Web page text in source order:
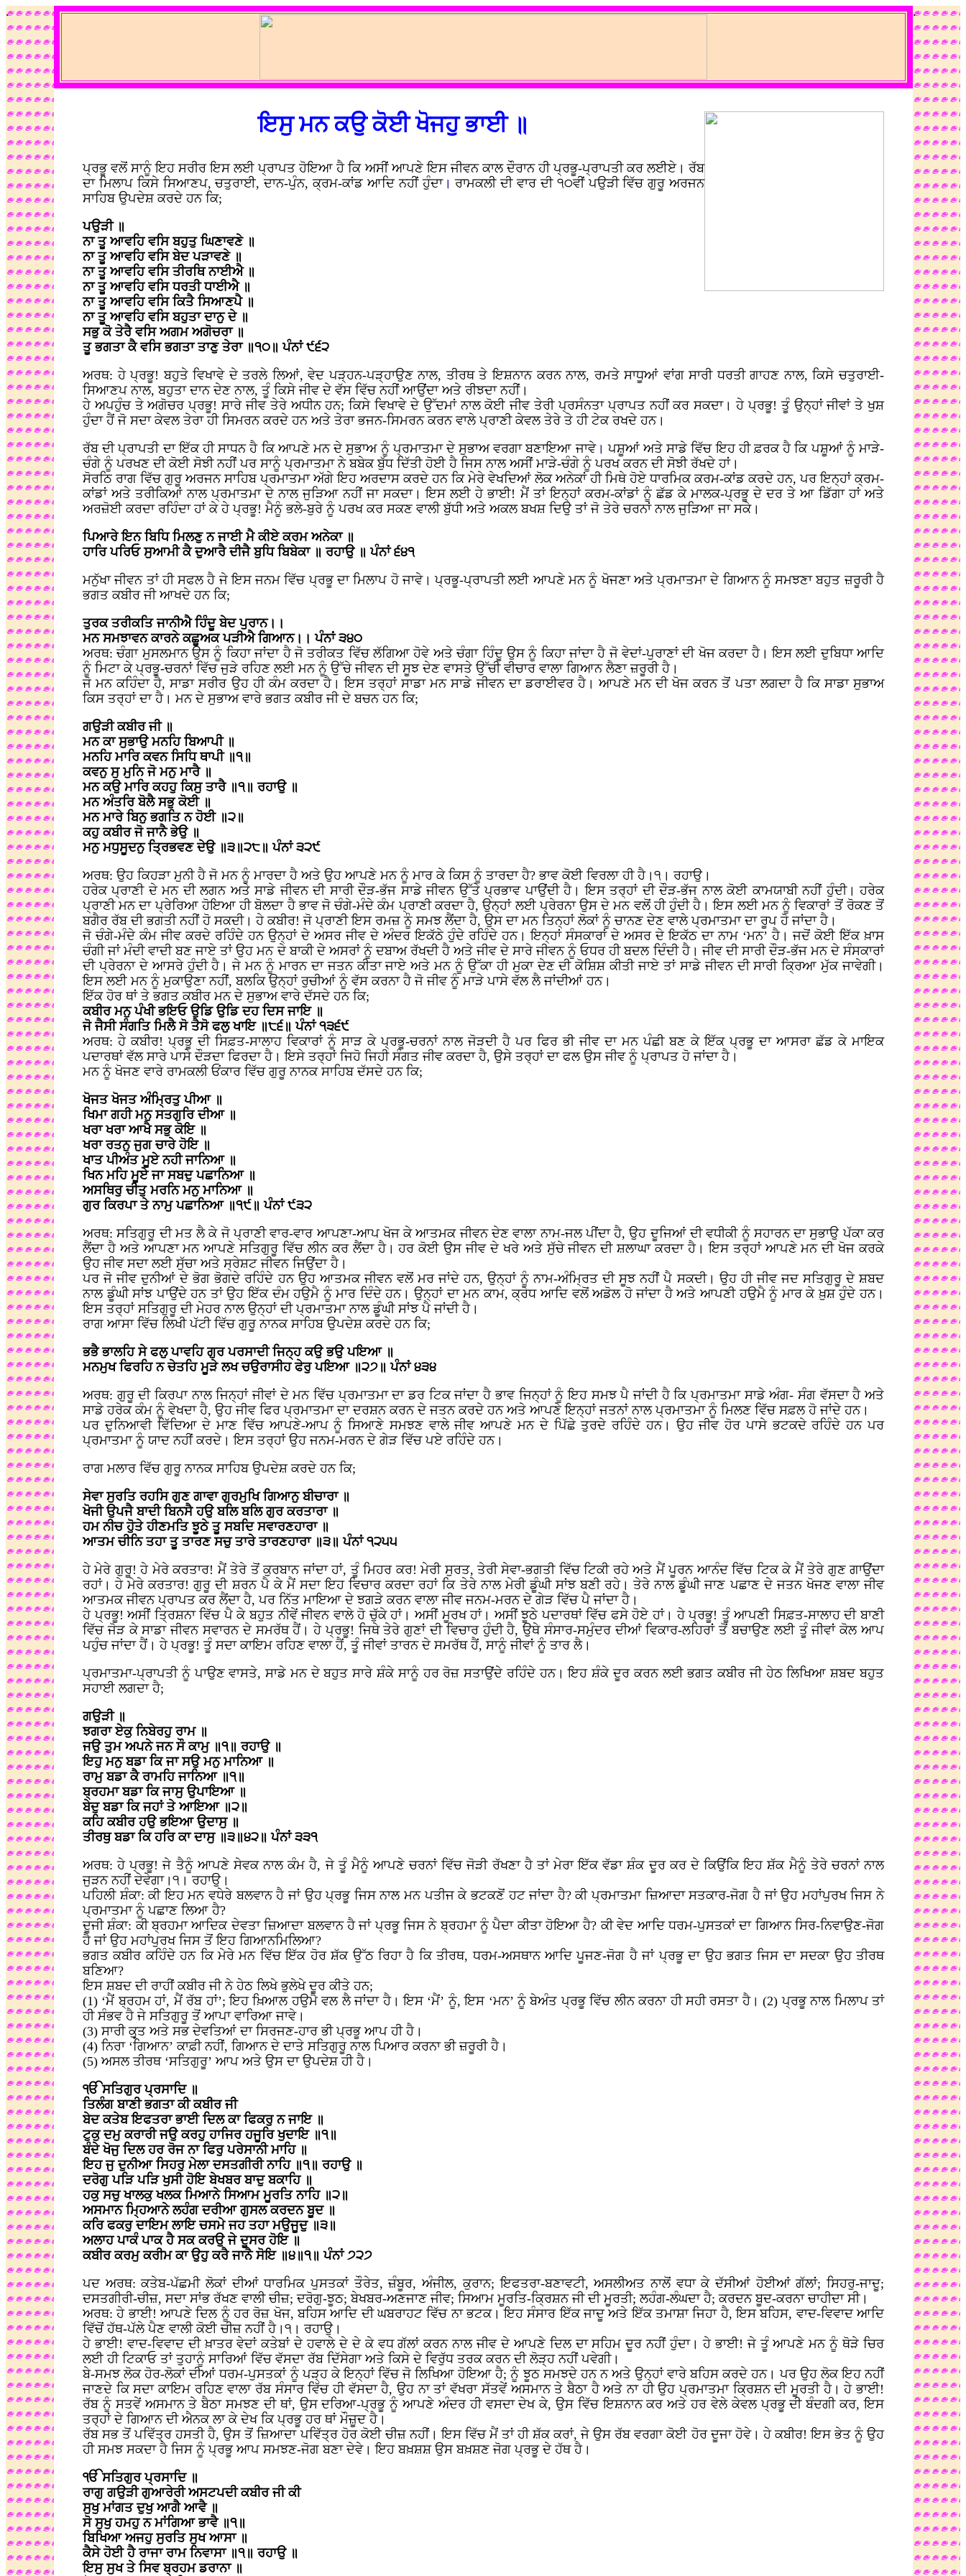
.
ਇਸੁ ਮਨ ਕਉ ਕੋਈ ਖੋਜਹੁ ਭਾਈ ॥
ਪ੍ਰਭੂ ਵਲੋਂ ਸਾਨੂੰ ਇਹ ਸਰੀਰ ਇਸ ਲਈ ਪ੍ਰਾਪਤ ਹੋਇਆ ਹੈ ਕਿ ਅਸੀਂ ਆਪਣੇ ਇਸ ਜੀਵਨ ਕਾਲ ਦੌਰਾਨ ਹੀ ਪ੍ਰਭੂ-ਪ੍ਰਾਪਤੀ ਕਰ ਲਈਏ। ਰੱਬ
ਦਾ ਮਿਲਾਪ ਕਿਸੇ ਸਿਆਣਪ, ਚਤੁਰਾਈ, ਦਾਨ-ਪੁੰਨ, ਕ੍ਰਮ-ਕਾਂਡ ਆਦਿ ਨਹੀਂ ਹੁੰਦਾ। ਰਾਮਕਲੀ ਦੀ ਵਾਰ ਦੀ ੧੦ਵੀਂ ਪਉੜੀ ਵਿੱਚ ਗੁਰੂ ਅਰਜਨ
ਸਾਹਿਬ ਉਪਦੇਸ਼ ਕਰਦੇ ਹਨ ਕਿ;
ਪਉੜੀ ॥
ਨਾ ਤੂ ਆਵਹਿ ਵਸਿ ਬਹੁਤੁ ਘਿਣਾਵਣੇ ॥
ਨਾ ਤੂ ਆਵਹਿ ਵਸਿ ਬੇਦ ਪੜਾਵਣੇ ॥
ਨਾ ਤੂ ਆਵਹਿ ਵਸਿ ਤੀਰਥਿ ਨਾਈਐ ॥
ਨਾ ਤੂ ਆਵਹਿ ਵਸਿ ਧਰਤੀ ਧਾਈਐ ॥
ਨਾ ਤੂ ਆਵਹਿ ਵਸਿ ਕਿਤੈ ਸਿਆਣਪੈ ॥
ਨਾ ਤੂ ਆਵਹਿ ਵਸਿ ਬਹੁਤਾ ਦਾਨੁ ਦੇ ॥
ਸਭੁ ਕੋ ਤੇਰੈ ਵਸਿ ਅਗਮ ਅਗੋਚਰਾ ॥
ਤੂ ਭਗਤਾ ਕੈ ਵਸਿ ਭਗਤਾ ਤਾਣੁ ਤੇਰਾ ॥੧੦॥ ਪੰਨਾਂ ੯੬੨
ਅਰਥ: ਹੇ ਪ੍ਰਭੂ! ਬਹੁਤੇ ਵਿਖਾਵੇ ਦੇ ਤਰਲੇ ਲਿਆਂ, ਵੇਦ ਪੜ੍ਹਨ-ਪੜ੍ਹਾਉਣ ਨਾਲ, ਤੀਰਥ ਤੇ ਇਸ਼ਨਾਨ ਕਰਨ ਨਾਲ, ਰਮਤੇ ਸਾਧੂਆਂ ਵਾਂਗ ਸਾਰੀ ਧਰਤੀ ਗਾਹਣ ਨਾਲ, ਕਿਸੇ ਚਤੁਰਾਈ-
ਸਿਆਣਪ ਨਾਲ, ਬਹੁਤਾ ਦਾਨ ਦੇਣ ਨਾਲ, ਤੂੰ ਕਿਸੇ ਜੀਵ ਦੇ ਵੱਸ ਵਿੱਚ ਨਹੀਂ ਆਉਂਦਾ ਅਤੇ ਰੀਝਦਾ ਨਹੀਂ।
ਹੇ ਅਪਹੁੰਚ ਤੇ ਅਗੋਚਰ ਪ੍ਰਭੂ! ਸਾਰੇ ਜੀਵ ਤੇਰੇ ਅਧੀਨ ਹਨ; ਕਿਸੇ ਵਿਖਾਵੇ ਦੇ ਉੱਦਮਾਂ ਨਾਲ ਕੋਈ ਜੀਵ ਤੇਰੀ ਪ੍ਰਸੰਨਤਾ ਪ੍ਰਾਪਤ ਨਹੀਂ ਕਰ ਸਕਦਾ। ਹੇ ਪ੍ਰਭੂ! ਤੂੰ ਉਨ੍ਹਾਂ ਜੀਵਾਂ ਤੇ ਖੁਸ਼
ਹੁੰਦਾ ਹੈਂ ਜੋ ਸਦਾ ਕੇਵਲ ਤੇਰਾ ਹੀ ਸਿਮਰਨ ਕਰਦੇ ਹਨ ਅਤੇ ਤੇਰਾ ਭਜਨ-ਸਿਮਰਨ ਕਰਨ ਵਾਲੇ ਪ੍ਰਾਣੀ ਕੇਵਲ ਤੇਰੇ ਤੇ ਹੀ ਟੇਕ ਰਖਦੇ ਹਨ।
ਰੱਬ ਦੀ ਪ੍ਰਾਪਤੀ ਦਾ ਇੱਕ ਹੀ ਸਾਧਨ ਹੈ ਕਿ ਆਪਣੇ ਮਨ ਦੇ ਸੁਭਾਅ ਨੂੰ ਪ੍ਰਮਾਤਮਾ ਦੇ ਸੁਭਾਅ ਵਰਗਾ ਬਣਾਇਆ ਜਾਵੇ। ਪਸ਼ੂਆਂ ਅਤੇ ਸਾਡੇ ਵਿੱਚ ਇਹ ਹੀ ਫ਼ਰਕ ਹੈ ਕਿ ਪਸ਼ੂਆਂ ਨੂੰ ਮਾੜੇ-
ਚੰਗੇ ਨੂੰ ਪਰਖਣ ਦੀ ਕੋਈ ਸੋਝੀ ਨਹੀਂ ਪਰ ਸਾਨੂੰ ਪ੍ਰਮਾਤਮਾ ਨੇ ਬਬੇਕ ਬੁੱਧ ਦਿੱਤੀ ਹੋਈ ਹੈ ਜਿਸ ਨਾਲ ਅਸੀਂ ਮਾੜੇ-ਚੰਗੇ ਨੂੰ ਪਰਖ ਕਰਨ ਦੀ ਸੋਝੀ ਰੱਖਦੇ ਹਾਂ।
ਸੋਰਠਿ ਰਾਗ ਵਿੱਚ ਗੁਰੂ ਅਰਜਨ ਸਾਹਿਬ ਪ੍ਰਮਾਤਮਾ ਅੱਗੇ ਇਹ ਅਰਦਾਸ ਕਰਦੇ ਹਨ ਕਿ ਮੇਰੇ ਵੇਖਦਿਆਂ ਲੋਕ ਅਨੇਕਾਂ ਹੀ ਮਿਥੇ ਹੋਏ ਧਾਰਮਿਕ ਕਰਮ-ਕਾਂਡ ਕਰਦੇ ਹਨ, ਪਰ ਇਨ੍ਹਾਂ ਕ੍ਰਮ-
ਕਾਂਡਾਂ ਅਤੇ ਤਰੀਕਿਆਂ ਨਾਲ ਪ੍ਰਮਾਤਮਾ ਦੇ ਨਾਲ ਜੁੜਿਆ ਨਹੀਂ ਜਾ ਸਕਦਾ। ਇਸ ਲਈ ਹੇ ਭਾਈ! ਮੈਂ ਤਾਂ ਇਨ੍ਹਾਂ ਕਰਮ-ਕਾਂਡਾਂ ਨੂੰ ਛੱਡ ਕੇ ਮਾਲਕ-ਪ੍ਰਭੂ ਦੇ ਦਰ ਤੇ ਆ ਡਿੱਗਾ ਹਾਂ ਅਤੇ
ਅਰਜ਼ੋਈ ਕਰਦਾ ਰਹਿੰਦਾ ਹਾਂ ਕੇ ਹੇ ਪ੍ਰਭੂ! ਮੈਨੂੰ ਭਲੇ-ਬੁਰੇ ਨੂੰ ਪਰਖ ਕਰ ਸਕਣ ਵਾਲੀ ਬੁੱਧੀ ਅਤੇ ਅਕਲ ਬਖਸ਼ ਦਿਉ ਤਾਂ ਜੋ ਤੇਰੇ ਚਰਨਾਂ ਨਾਲ ਜੁੜਿਆ ਜਾ ਸਕੇ।
ਪਿਆਰੇ ਇਨ ਬਿਧਿ ਮਿਲਣੁ ਨ ਜਾਈ ਮੈ ਕੀਏ ਕਰਮ ਅਨੇਕਾ ॥
ਹਾਰਿ ਪਰਿਓ ਸੁਆਮੀ ਕੈ ਦੁਆਰੈ ਦੀਜੈ ਬੁਧਿ ਬਿਬੇਕਾ ॥ ਰਹਾਉ ॥ ਪੰਨਾਂ ੬੪੧
ਮਨੁੱਖਾ ਜੀਵਨ ਤਾਂ ਹੀ ਸਫਲ ਹੈ ਜੇ ਇਸ ਜਨਮ ਵਿੱਚ ਪ੍ਰਭੂ ਦਾ ਮਿਲਾਪ ਹੋ ਜਾਵੇ। ਪ੍ਰਭੂ-ਪ੍ਰਾਪਤੀ ਲਈ ਆਪਣੇ ਮਨ ਨੂੰ ਖੋਜਣਾ ਅਤੇ ਪ੍ਰਮਾਤਮਾ ਦੇ ਗਿਆਨ ਨੂੰ ਸਮਝਣਾ ਬਹੁਤ ਜ਼ਰੂਰੀ ਹੈ
ਭਗਤ ਕਬੀਰ ਜੀ ਆਖਦੇ ਹਨ ਕਿ;
ਤੁਰਕ ਤਰੀਕਤਿ ਜਾਨੀਐ ਹਿੰਦੂ ਬੇਦ ਪੁਰਾਨ।।
ਮਨ ਸਮਝਾਵਨ ਕਾਰਨੇ ਕਛੂਅਕ ਪੜੀਐ ਗਿਆਨ।। ਪੰਨਾਂ ੩੪੦
ਅਰਥ: ਚੰਗਾ ਮੁਸਲਮਾਨ ਉਸ ਨੂੰ ਕਿਹਾ ਜਾਂਦਾ ਹੈ ਜੋ ਤਰੀਕਤ ਵਿੱਚ ਲੱਗਿਆ ਹੋਵੇ ਅਤੇ ਚੰਗਾ ਹਿੰਦੂ ਉਸ ਨੂੰ ਕਿਹਾ ਜਾਂਦਾ ਹੈ ਜੋ ਵੇਦਾਂ-ਪੁਰਾਣਾਂ ਦੀ ਖੋਜ ਕਰਦਾ ਹੈ। ਇਸ ਲਈ ਦੁਬਿਧਾ ਆਦਿ
ਨੂੰ ਮਿਟਾ ਕੇ ਪ੍ਰਭੂ-ਚਰਨਾਂ ਵਿੱਚ ਜੁੜੇ ਰਹਿਣ ਲਈ ਮਨ ਨੂੰ ਉੱਚੇ ਜੀਵਨ ਦੀ ਸੂਝ ਦੇਣ ਵਾਸਤੇ ਉੱਚੀ ਵੀਚਾਰ ਵਾਲਾ ਗਿਆਨ ਲੈਣਾ ਜ਼ਰੂਰੀ ਹੈ।
ਜੋ ਮਨ ਕਹਿੰਦਾ ਹੈ, ਸਾਡਾ ਸਰੀਰ ਉਹ ਹੀ ਕੰਮ ਕਰਦਾ ਹੈ। ਇਸ ਤਰ੍ਹਾਂ ਸਾਡਾ ਮਨ ਸਾਡੇ ਜੀਵਨ ਦਾ ਡਰਾਈਵਰ ਹੈ। ਆਪਣੇ ਮਨ ਦੀ ਖੋਜ ਕਰਨ ਤੋਂ ਪਤਾ ਲਗਦਾ ਹੈ ਕਿ ਸਾਡਾ ਸੁਭਾਅ
ਕਿਸ ਤਰ੍ਹਾਂ ਦਾ ਹੈ। ਮਨ ਦੇ ਸੁਭਾਅ ਵਾਰੇ ਭਗਤ ਕਬੀਰ ਜੀ ਦੇ ਬਚਨ ਹਨ ਕਿ;
ਗਉੜੀ ਕਬੀਰ ਜੀ ॥
ਮਨ ਕਾ ਸੁਭਾਉ ਮਨਹਿ ਬਿਆਪੀ ॥
ਮਨਹਿ ਮਾਰਿ ਕਵਨ ਸਿਧਿ ਥਾਪੀ ॥੧॥
ਕਵਨੁ ਸੁ ਮੁਨਿ ਜੋ ਮਨੁ ਮਾਰੈ ॥
ਮਨ ਕਉ ਮਾਰਿ ਕਹਹੁ ਕਿਸੁ ਤਾਰੈ ॥੧॥ ਰਹਾਉ ॥
ਮਨ ਅੰਤਰਿ ਬੋਲੈ ਸਭੁ ਕੋਈ ॥
ਮਨ ਮਾਰੇ ਬਿਨੁ ਭਗਤਿ ਨ ਹੋਈ ॥੨॥
ਕਹੁ ਕਬੀਰ ਜੋ ਜਾਨੈ ਭੇਉ ॥
ਮਨੁ ਮਧੁਸੂਦਨੁ ਤ੍ਰਿਭਵਣ ਦੇਉ ॥੩॥੨੮॥ ਪੰਨਾਂ ੩੨੯
ਅਰਥ: ਉਹ ਕਿਹੜਾ ਮੁਨੀ ਹੈ ਜੋ ਮਨ ਨੂੰ ਮਾਰਦਾ ਹੈ ਅਤੇ ਉਹ ਆਪਣੇ ਮਨ ਨੂੰ ਮਾਰ ਕੇ ਕਿਸ ਨੂੰ ਤਾਰਦਾ ਹੈ? ਭਾਵ ਕੋਈ ਵਿਰਲਾ ਹੀ ਹੈ।੧। ਰਹਾਉ।
ਹਰੇਕ ਪ੍ਰਾਣੀ ਦੇ ਮਨ ਦੀ ਲਗਨ ਅਤੇ ਸਾਡੇ ਜੀਵਨ ਦੀ ਸਾਰੀ ਦੌੜ-ਭੱਜ ਸਾਡੇ ਜੀਵਨ ਉੱਤੇ ਪ੍ਰਭਾਵ ਪਾਉਂਦੀ ਹੈ। ਇਸ ਤਰ੍ਹਾਂ ਦੀ ਦੌੜ-ਭੱਜ ਨਾਲ ਕੋਈ ਕਾਮਯਾਬੀ ਨਹੀਂ ਹੁੰਦੀ। ਹਰੇਕ
ਪ੍ਰਾਣੀ ਮਨ ਦਾ ਪ੍ਰੇਰਿਆ ਹੋਇਆ ਹੀ ਬੋਲਦਾ ਹੈ ਭਾਵ ਜੋ ਚੰਗੇ-ਮੰਦੇ ਕੰਮ ਪ੍ਰਾਣੀ ਕਰਦਾ ਹੈ, ਉਨ੍ਹਾਂ ਲਈ ਪ੍ਰੇਰਨਾ ਉਸ ਦੇ ਮਨ ਵਲੋਂ ਹੀ ਹੁੰਦੀ ਹੈ। ਇਸ ਲਈ ਮਨ ਨੂੰ ਵਿਕਾਰਾਂ ਤੋਂ ਰੋਕਣ ਤੋਂ
ਬਗੈਰ ਰੱਬ ਦੀ ਭਗਤੀ ਨਹੀਂ ਹੋ ਸਕਦੀ। ਹੇ ਕਬੀਰ! ਜੋ ਪ੍ਰਾਣੀ ਇਸ ਰਮਜ਼ ਨੂੰ ਸਮਝ ਲੈਂਦਾ ਹੈ, ਉਸ ਦਾ ਮਨ ਤਿਨ੍ਹਾਂ ਲੋਕਾਂ ਨੂੰ ਚਾਨਣ ਦੇਣ ਵਾਲੇ ਪ੍ਰਮਾਤਮਾ ਦਾ ਰੂਪ ਹੋ ਜਾਂਦਾ ਹੈ।
ਜੋ ਚੰਗੇ-ਮੰਦੇ ਕੰਮ ਜੀਵ ਕਰਦੇ ਰਹਿੰਦੇ ਹਨ ਉਨ੍ਹਾਂ ਦੇ ਅਸਰ ਜੀਵ ਦੇ ਅੰਦਰ ਇਕੱਠੇ ਹੁੰਦੇ ਰਹਿੰਦੇ ਹਨ। ਇਨ੍ਹਾਂ ਸੰਸਕਾਰਾਂ ਦੇ ਅਸਰ ਦੇ ਇਕੱਠ ਦਾ ਨਾਮ ‘ਮਨ’ ਹੈ। ਜਦੋਂ ਕੋਈ ਇੱਕ ਖ਼ਾਸ
ਚੰਗੀ ਜਾਂ ਮੰਦੀ ਵਾਦੀ ਬਣ ਜਾਏ ਤਾਂ ਉਹ ਮਨ ਦੇ ਬਾਕੀ ਦੇ ਅਸਰਾਂ ਨੂੰ ਦਬਾਅ ਰੱਖਦੀ ਹੈ ਅਤੇ ਜੀਵ ਦੇ ਸਾਰੇ ਜੀਵਨ ਨੂੰ ਓਧਰ ਹੀ ਬਦਲ ਦਿੰਦੀ ਹੈ। ਜੀਵ ਦੀ ਸਾਰੀ ਦੌੜ-ਭੱਜ ਮਨ ਦੇ ਸੰਸਕਾਰਾਂ
ਦੀ ਪ੍ਰੇਰਨਾ ਦੇ ਆਸਰੇ ਹੁੰਦੀ ਹੈ। ਜੇ ਮਨ ਨੂੰ ਮਾਰਨ ਦਾ ਜਤਨ ਕੀਤਾ ਜਾਏ ਅਤੇ ਮਨ ਨੂੰ ਉੱਕਾ ਹੀ ਮੁਕਾ ਦੇਣ ਦੀ ਕੋਸ਼ਿਸ਼ ਕੀਤੀ ਜਾਏ ਤਾਂ ਸਾਡੇ ਜੀਵਨ ਦੀ ਸਾਰੀ ਕ੍ਰਿਆ ਮੁੱਕ ਜਾਵੇਗੀ।
ਇਸ ਲਈ ਮਨ ਨੂੰ ਮੁਕਾਉਣਾ ਨਹੀਂ, ਬਲਕਿ ਉਨ੍ਹਾਂ ਰੁਚੀਆਂ ਨੂੰ ਵੱਸ ਕਰਨਾ ਹੈ ਜੋ ਜੀਵ ਨੂੰ ਮਾੜੇ ਪਾਸੇ ਵੱਲ ਲੈ ਜਾਂਦੀਆਂ ਹਨ।
ਇੱਕ ਹੋਰ ਥਾਂ ਤੇ ਭਗਤ ਕਬੀਰ ਮਨ ਦੇ ਸੁਭਾਅ ਵਾਰੇ ਦੱਸਦੇ ਹਨ ਕਿ;
ਕਬੀਰ ਮਨੁ ਪੰਖੀ ਭਇਓ ਉਡਿ ਉਡਿ ਦਹ ਦਿਸ ਜਾਇ ॥
ਜੋ ਜੈਸੀ ਸੰਗਤਿ ਮਿਲੈ ਸੋ ਤੈਸੋ ਫਲੁ ਖਾਇ ॥੮੬॥ ਪੰਨਾਂ ੧੩੬੯
ਅਰਥ: ਹੇ ਕਬੀਰ! ਪ੍ਰਭੂ ਦੀ ਸਿਫ਼ਤ-ਸਾਲਾਹ ਵਿਕਾਰਾਂ ਨੂੰ ਸਾੜ ਕੇ ਪ੍ਰਭੂ-ਚਰਨਾਂ ਨਾਲ ਜੋੜਦੀ ਹੈ ਪਰ ਫਿਰ ਭੀ ਜੀਵ ਦਾ ਮਨ ਪੰਛੀ ਬਣ ਕੇ ਇੱਕ ਪ੍ਰਭੂ ਦਾ ਆਸਰਾ ਛੱਡ ਕੇ ਮਾਇਕ
ਪਦਾਰਥਾਂ ਵੱਲ ਸਾਰੇ ਪਾਸੇ ਦੌੜਦਾ ਫਿਰਦਾ ਹੈ। ਇਸੇ ਤਰ੍ਹਾਂ ਜਿਹੋ ਜਿਹੀ ਸੰਗਤ ਜੀਵ ਕਰਦਾ ਹੈ, ਉਸੇ ਤਰ੍ਹਾਂ ਦਾ ਫਲ ਉਸ ਜੀਵ ਨੂੰ ਪ੍ਰਾਪਤ ਹੋ ਜਾਂਦਾ ਹੈ।
ਮਨ ਨੂੰ ਖੋਜਣ ਵਾਰੇ ਰਾਮਕਲੀ ਓਂਕਾਰ ਵਿੱਚ ਗੁਰੂ ਨਾਨਕ ਸਾਹਿਬ ਦੱਸਦੇ ਹਨ ਕਿ;
ਖੋਜਤ ਖੋਜਤ ਅੰਮ੍ਰਿਤੁ ਪੀਆ ॥
ਖਿਮਾ ਗਹੀ ਮਨੁ ਸਤਗੁਰਿ ਦੀਆ ॥
ਖਰਾ ਖਰਾ ਆਖੈ ਸਭੁ ਕੋਇ ॥
ਖਰਾ ਰਤਨੁ ਜੁਗ ਚਾਰੇ ਹੋਇ ॥
ਖਾਤ ਪੀਅੰਤ ਮੂਏ ਨਹੀ ਜਾਨਿਆ ॥
ਖਿਨ ਮਹਿ ਮੂਏ ਜਾ ਸਬਦੁ ਪਛਾਨਿਆ ॥
ਅਸਥਿਰੁ ਚੀਤੁ ਮਰਨਿ ਮਨੁ ਮਾਨਿਆ ॥
ਗੁਰ ਕਿਰਪਾ ਤੇ ਨਾਮੁ ਪਛਾਨਿਆ ॥੧੯॥ ਪੰਨਾਂ ੯੩੨
ਅਰਥ: ਸਤਿਗੁਰੂ ਦੀ ਮਤ ਲੈ ਕੇ ਜੋ ਪ੍ਰਾਣੀ ਵਾਰ-ਵਾਰ ਆਪਣਾ-ਆਪ ਖੋਜ ਕੇ ਆਤਮਕ ਜੀਵਨ ਦੇਣ ਵਾਲਾ ਨਾਮ-ਜਲ ਪੀਂਦਾ ਹੈ, ਉਹ ਦੂਜਿਆਂ ਦੀ ਵਧੀਕੀ ਨੂੰ ਸਹਾਰਨ ਦਾ ਸੁਭਾਉ ਪੱਕਾ ਕਰ
ਲੈਂਦਾ ਹੈ ਅਤੇ ਆਪਣਾ ਮਨ ਆਪਣੇ ਸਤਿਗੁਰੂ ਵਿੱਚ ਲੀਨ ਕਰ ਲੈਂਦਾ ਹੈ। ਹਰ ਕੋਈ ਉਸ ਜੀਵ ਦੇ ਖਰੇ ਅਤੇ ਸੁੱਚੇ ਜੀਵਨ ਦੀ ਸ਼ਲਾਘਾ ਕਰਦਾ ਹੈ। ਇਸ ਤਰ੍ਹਾਂ ਆਪਣੇ ਮਨ ਦੀ ਖੋਜ ਕਰਕੇ
ਉਹ ਜੀਵ ਸਦਾ ਲਈ ਸੁੱਚਾ ਅਤੇ ਸ੍ਰੇਸ਼ਟ ਜੀਵਨ ਜਿਉਂਦਾ ਹੈ।
ਪਰ ਜੋ ਜੀਵ ਦੁਨੀਆਂ ਦੇ ਭੋਗ ਭੋਗਦੇ ਰਹਿੰਦੇ ਹਨ ਉਹ ਆਤਮਕ ਜੀਵਨ ਵਲੋਂ ਮਰ ਜਾਂਦੇ ਹਨ, ਉਨ੍ਹਾਂ ਨੂੰ ਨਾਮ-ਅੰਮ੍ਰਿਤ ਦੀ ਸੂਝ ਨਹੀਂ ਪੈ ਸਕਦੀ। ਉਹ ਹੀ ਜੀਵ ਜਦ ਸਤਿਗੁਰੂ ਦੇ ਸ਼ਬਦ
ਨਾਲ ਡੂੰਘੀ ਸਾਂਝ ਪਾਉਂਦੇ ਹਨ ਤਾਂ ਉਹ ਇੱਕ ਦੰਮ ਹਉਮੈ ਨੂੰ ਮਾਰ ਦਿੰਦੇ ਹਨ। ਉਨ੍ਹਾਂ ਦਾ ਮਨ ਕਾਮ, ਕ੍ਰੋਧ ਆਦਿ ਵਲੋਂ ਅਡੋਲ ਹੋ ਜਾਂਦਾ ਹੈ ਅਤੇ ਆਪਣੀ ਹਉਮੈ ਨੂੰ ਮਾਰ ਕੇ ਖ਼ੁਸ਼ ਹੁੰਦੇ ਹਨ।
ਇਸ ਤਰ੍ਹਾਂ ਸਤਿਗੁਰੂ ਦੀ ਮੇਹਰ ਨਾਲ ਉਨ੍ਹਾਂ ਦੀ ਪ੍ਰਮਾਤਮਾ ਨਾਲ ਡੂੰਘੀ ਸਾਂਝ ਪੈ ਜਾਂਦੀ ਹੈ।
ਰਾਗ ਆਸਾ ਵਿੱਚ ਲਿਖੀ ਪੱਟੀ ਵਿੱਚ ਗੁਰੂ ਨਾਨਕ ਸਾਹਿਬ ਉਪਦੇਸ਼ ਕਰਦੇ ਹਨ ਕਿ;
ਭਭੈ ਭਾਲਹਿ ਸੇ ਫਲੁ ਪਾਵਹਿ ਗੁਰ ਪਰਸਾਦੀ ਜਿਨ੍ਹ ਕਉ ਭਉ ਪਇਆ ॥
ਮਨਮੁਖ ਫਿਰਹਿ ਨ ਚੇਤਹਿ ਮੂੜੇ ਲਖ ਚਉਰਾਸੀਹ ਫੇਰੁ ਪਇਆ ॥੨੭॥ ਪੰਨਾਂ ੪੩੪
ਅਰਥ: ਗੁਰੂ ਦੀ ਕਿਰਪਾ ਨਾਲ ਜਿਨ੍ਹਾਂ ਜੀਵਾਂ ਦੇ ਮਨ ਵਿੱਚ ਪ੍ਰਮਾਤਮਾ ਦਾ ਡਰ ਟਿਕ ਜਾਂਦਾ ਹੈ ਭਾਵ ਜਿਨ੍ਹਾਂ ਨੂੰ ਇਹ ਸਮਝ ਪੈ ਜਾਂਦੀ ਹੈ ਕਿ ਪ੍ਰਮਾਤਮਾ ਸਾਡੇ ਅੰਗ- ਸੰਗ ਵੱਸਦਾ ਹੈ ਅਤੇ
ਸਾਡੇ ਹਰੇਕ ਕੰਮ ਨੂੰ ਵੇਖਦਾ ਹੈ, ਉਹ ਜੀਵ ਫਿਰ ਪ੍ਰਮਾਤਮਾ ਦਾ ਦਰਸ਼ਨ ਕਰਨ ਦੇ ਜਤਨ ਕਰਦੇ ਹਨ ਅਤੇ ਆਪਣੇ ਇਨ੍ਹਾਂ ਜਤਨਾਂ ਨਾਲ ਪ੍ਰਮਾਤਮਾ ਨੂੰ ਮਿਲਣ ਵਿੱਚ ਸਫ਼ਲ ਹੋ ਜਾਂਦੇ ਹਨ।
ਪਰ ਦੁਨਿਆਵੀ ਵਿੱਦਿਆ ਦੇ ਮਾਣ ਵਿੱਚ ਆਪਣੇ-ਆਪ ਨੂੰ ਸਿਆਣੇ ਸਮਝਣ ਵਾਲੇ ਜੀਵ ਆਪਣੇ ਮਨ ਦੇ ਪਿੱਛੇ ਤੁਰਦੇ ਰਹਿੰਦੇ ਹਨ। ਉਹ ਜੀਵ ਹੋਰ ਪਾਸੇ ਭਟਕਦੇ ਰਹਿੰਦੇ ਹਨ ਪਰ
ਪ੍ਰਮਾਤਮਾ ਨੂੰ ਯਾਦ ਨਹੀਂ ਕਰਦੇ। ਇਸ ਤਰ੍ਹਾਂ ਉਹ ਜਨਮ-ਮਰਨ ਦੇ ਗੇੜ ਵਿੱਚ ਪਏ ਰਹਿੰਦੇ ਹਨ।
ਰਾਗ ਮਲਾਰ ਵਿੱਚ ਗੁਰੂ ਨਾਨਕ ਸਾਹਿਬ ਉਪਦੇਸ਼ ਕਰਦੇ ਹਨ ਕਿ;
ਸੇਵਾ ਸੁਰਤਿ ਰਹਸਿ ਗੁਣ ਗਾਵਾ ਗੁਰਮੁਖਿ ਗਿਆਨੁ ਬੀਚਾਰਾ ॥
ਖੋਜੀ ਉਪਜੈ ਬਾਦੀ ਬਿਨਸੈ ਹਉ ਬਲਿ ਬਲਿ ਗੁਰ ਕਰਤਾਰਾ ॥
ਹਮ ਨੀਚ ਹੋੁਤੇ ਹੀਣਮਤਿ ਝੂਠੇ ਤੂ ਸਬਦਿ ਸਵਾਰਣਹਾਰਾ ॥
ਆਤਮ ਚੀਨਿ ਤਹਾ ਤੂ ਤਾਰਣ ਸਚੁ ਤਾਰੇ ਤਾਰਣਹਾਰਾ ॥੩॥ ਪੰਨਾਂ ੧੨੫੫
ਹੇ ਮੇਰੇ ਗੁਰੂ! ਹੇ ਮੇਰੇ ਕਰਤਾਰ! ਮੈਂ ਤੇਰੇ ਤੋਂ ਕੁਰਬਾਨ ਜਾਂਦਾ ਹਾਂ, ਤੂੰ ਮਿਹਰ ਕਰ! ਮੇਰੀ ਸੁਰਤ, ਤੇਰੀ ਸੇਵਾ-ਭਗਤੀ ਵਿੱਚ ਟਿਕੀ ਰਹੇ ਅਤੇ ਮੈਂ ਪੂਰਨ ਆਨੰਦ ਵਿੱਚ ਟਿਕ ਕੇ ਮੈਂ ਤੇਰੇ ਗੁਣ ਗਾਉਂਦਾ
ਰਹਾਂ। ਹੇ ਮੇਰੇ ਕਰਤਾਰ! ਗੁਰੂ ਦੀ ਸ਼ਰਨ ਪੈ ਕੇ ਮੈਂ ਸਦਾ ਇਹ ਵਿਚਾਰ ਕਰਦਾ ਰਹਾਂ ਕਿ ਤੇਰੇ ਨਾਲ ਮੇਰੀ ਡੂੰਘੀ ਸਾਂਝ ਬਣੀ ਰਹੇ। ਤੇਰੇ ਨਾਲ ਡੂੰਘੀ ਜਾਣ ਪਛਾਣ ਦੇ ਜਤਨ ਖੋਜਣ ਵਾਲਾ ਜੀਵ
ਆਤਮਕ ਜੀਵਨ ਪ੍ਰਾਪਤ ਕਰ ਲੈਂਦਾ ਹੈ, ਪਰ ਨਿੱਤ ਮਾਇਆ ਦੇ ਝਗੜੇ ਕਰਨ ਵਾਲਾ ਜੀਵ ਜਨਮ-ਮਰਨ ਦੇ ਗੇੜ ਵਿੱਚ ਪੈ ਜਾਂਦਾ ਹੈ।
ਹੇ ਪ੍ਰਭੂ! ਅਸੀਂ ਤ੍ਰਿਸ਼ਨਾ ਵਿੱਚ ਪੈ ਕੇ ਬਹੁਤ ਨੀਵੇਂ ਜੀਵਨ ਵਾਲੇ ਹੋ ਚੁੱਕੇ ਹਾਂ। ਅਸੀਂ ਮੂਰਖ ਹਾਂ। ਅਸੀਂ ਝੂਠੇ ਪਦਾਰਥਾਂ ਵਿੱਚ ਫਸੇ ਹੋਏ ਹਾਂ। ਹੇ ਪ੍ਰਭੂ! ਤੂੰ ਆਪਣੀ ਸਿਫ਼ਤ-ਸਾਲਾਹ ਦੀ ਬਾਣੀ
ਵਿੱਚ ਜੋੜ ਕੇ ਸਾਡਾ ਜੀਵਨ ਸਵਾਰਨ ਦੇ ਸਮਰੱਥ ਹੈਂ। ਹੇ ਪ੍ਰਭੂ! ਜਿਥੇ ਤੇਰੇ ਗੁਣਾਂ ਦੀ ਵਿਚਾਰ ਹੁੰਦੀ ਹੈ, ਉਥੇ ਸੰਸਾਰ-ਸਮੁੰਦਰ ਦੀਆਂ ਵਿਕਾਰ-ਲਹਿਰਾਂ ਤੋਂ ਬਚਾਉਣ ਲਈ ਤੂੰ ਜੀਵਾਂ ਕੋਲ ਆਪ
ਪਹੁੰਚ ਜਾਂਦਾ ਹੈਂ। ਹੇ ਪ੍ਰਭੂ! ਤੂੰ ਸਦਾ ਕਾਇਮ ਰਹਿਣ ਵਾਲਾ ਹੈਂ, ਤੂੰ ਜੀਵਾਂ ਤਾਰਨ ਦੇ ਸਮਰੱਥ ਹੈਂ, ਸਾਨੂੰ ਜੀਵਾਂ ਨੂੰ ਤਾਰ ਲੈ।
ਪ੍ਰਮਾਤਮਾ-ਪ੍ਰਾਪਤੀ ਨੂੰ ਪਾਉਣ ਵਾਸਤੇ, ਸਾਡੇ ਮਨ ਦੇ ਬਹੁਤ ਸਾਰੇ ਸ਼ੰਕੇ ਸਾਨੂੰ ਹਰ ਰੋਜ਼ ਸਤਾਉਂਦੇ ਰਹਿੰਦੇ ਹਨ। ਇਹ ਸ਼ੰਕੇ ਦੂਰ ਕਰਨ ਲਈ ਭਗਤ ਕਬੀਰ ਜੀ ਹੇਠ ਲਿਖਿਆ ਸ਼ਬਦ ਬਹੁਤ
ਸਹਾਈ ਲਗਦਾ ਹੈ;
ਗਉੜੀ ॥
ਝਗਰਾ ਏਕੁ ਨਿਬੇਰਹੁ ਰਾਮ ॥
ਜਉ ਤੁਮ ਅਪਨੇ ਜਨ ਸੌ ਕਾਮੁ ॥੧॥ ਰਹਾਉ ॥
ਇਹੁ ਮਨੁ ਬਡਾ ਕਿ ਜਾ ਸਉ ਮਨੁ ਮਾਨਿਆ ॥
ਰਾਮੁ ਬਡਾ ਕੈ ਰਾਮਹਿ ਜਾਨਿਆ ॥੧॥
ਬ੍ਰਹਮਾ ਬਡਾ ਕਿ ਜਾਸੁ ਉਪਾਇਆ ॥
ਬੇਦੁ ਬਡਾ ਕਿ ਜਹਾਂ ਤੇ ਆਇਆ ॥੨॥
ਕਹਿ ਕਬੀਰ ਹਉ ਭਇਆ ਉਦਾਸੁ ॥
ਤੀਰਥੁ ਬਡਾ ਕਿ ਹਰਿ ਕਾ ਦਾਸੁ ॥੩॥੪੨॥ ਪੰਨਾਂ ੩੩੧
ਅਰਥ: ਹੇ ਪ੍ਰਭੂ! ਜੇ ਤੈਨੂੰ ਆਪਣੇ ਸੇਵਕ ਨਾਲ ਕੰਮ ਹੈ, ਜੇ ਤੂੰ ਮੈਨੂੰ ਆਪਣੇ ਚਰਨਾਂ ਵਿੱਚ ਜੋੜੀ ਰੱਖਣਾ ਹੈ ਤਾਂ ਮੇਰਾ ਇੱਕ ਵੱਡਾ ਸ਼ੰਕ ਦੂਰ ਕਰ ਦੇ ਕਿਉਂਕਿ ਇਹ ਸ਼ੱਕ ਮੈਨੂੰ ਤੇਰੇ ਚਰਨਾਂ ਨਾਲ
ਜੁੜਨ ਨਹੀਂ ਦੇਵੇਗਾ।੧। ਰਹਾਉ।
ਪਹਿਲੀ ਸ਼ੰਕਾ: ਕੀ ਇਹ ਮਨ ਵਧੇਰੇ ਬਲਵਾਨ ਹੈ ਜਾਂ ਉਹ ਪ੍ਰਭੂ ਜਿਸ ਨਾਲ ਮਨ ਪਤੀਜ ਕੇ ਭਟਕਣੋਂ ਹਟ ਜਾਂਦਾ ਹੈ? ਕੀ ਪ੍ਰਮਾਤਮਾ ਜ਼ਿਆਦਾ ਸਤਕਾਰ-ਜੋਗ ਹੈ ਜਾਂ ਉਹ ਮਹਾਂਪੁਰਖ ਜਿਸ ਨੇ
ਪ੍ਰਮਾਤਮਾ ਨੂੰ ਪਛਾਣ ਲਿਆ ਹੈ?
ਦੂਜੀ ਸ਼ੰਕਾ: ਕੀ ਬ੍ਰਹਮਾ ਆਦਿਕ ਦੇਵਤਾ ਜ਼ਿਆਦਾ ਬਲਵਾਨ ਹੈ ਜਾਂ ਪ੍ਰਭੂ ਜਿਸ ਨੇ ਬ੍ਰਹਮਾ ਨੂੰ ਪੈਦਾ ਕੀਤਾ ਹੋਇਆ ਹੈ? ਕੀ ਵੇਦ ਆਦਿ ਧਰਮ-ਪੁਸਤਕਾਂ ਦਾ ਗਿਆਨ ਸਿਰ-ਨਿਵਾਉਣ-ਜੋਗ
ਹੈ ਜਾਂ ਉਹ ਮਹਾਂਪੁਰਖ ਜਿਸ ਤੋਂ ਇਹ ਗਿਆਨਮਿਲਿਆ?
ਭਗਤ ਕਬੀਰ ਕਹਿੰਦੇ ਹਨ ਕਿ ਮੇਰੇ ਮਨ ਵਿੱਚ ਇੱਕ ਹੋਰ ਸ਼ੱਕ ਉੱਠ ਰਿਹਾ ਹੈ ਕਿ ਤੀਰਥ, ਧਰਮ-ਅਸਥਾਨ ਆਦਿ ਪੂਜਣ-ਜੋਗ ਹੈ ਜਾਂ ਪ੍ਰਭੂ ਦਾ ਉਹ ਭਗਤ ਜਿਸ ਦਾ ਸਦਕਾ ਉਹ ਤੀਰਥ
ਬਣਿਆ?
ਇਸ ਸ਼ਬਦ ਦੀ ਰਾਹੀਂ ਕਬੀਰ ਜੀ ਨੇ ਹੇਠ ਲਿਖੇ ਭੁਲੇਖੇ ਦੂਰ ਕੀਤੇ ਹਨ;
(1) ‘ਮੈਂ ਬ੍ਰਹਮ ਹਾਂ, ਮੈਂ ਰੱਬ ਹਾਂ’; ਇਹ ਖ਼ਿਆਲ ਹਉਮੈ ਵਲ ਲੈ ਜਾਂਦਾ ਹੈ। ਇਸ ‘ਮੈਂ’ ਨੂੰ, ਇਸ ‘ਮਨ’ ਨੂੰ ਬੇਅੰਤ ਪ੍ਰਭੂ ਵਿੱਚ ਲੀਨ ਕਰਨਾ ਹੀ ਸਹੀ ਰਸਤਾ ਹੈ। (2) ਪ੍ਰਭੂ ਨਾਲ ਮਿਲਾਪ ਤਾਂ
ਹੀ ਸੰਭਵ ਹੈ ਜੇ ਸਤਿਗੁਰੂ ਤੋਂ ਆਪਾ ਵਾਰਿਆ ਜਾਵੇ।
(3) ਸਾਰੀ ਕੁਰ੍ਤ ਅਤੇ ਸਭ ਦੇਵਤਿਆਂ ਦਾ ਸਿਰਜਣ-ਹਾਰ ਭੀ ਪ੍ਰਭੂ ਆਪ ਹੀ ਹੈ।
(4) ਨਿਰਾ ‘ਗਿਆਨ’ ਕਾਫ਼ੀ ਨਹੀਂ, ਗਿਆਨ ਦੇ ਦਾਤੇ ਸਤਿਗੁਰੂ ਨਾਲ ਪਿਆਰ ਕਰਨਾ ਭੀ ਜ਼ਰੂਰੀ ਹੈ।
(5) ਅਸਲ ਤੀਰਥ ‘ਸਤਿਗੁਰੂ’ ਆਪ ਅਤੇ ਉਸ ਦਾ ਉਪਦੇਸ਼ ਹੀ ਹੈ।
ੴ ਸਤਿਗੁਰ ਪ੍ਰਸਾਦਿ ॥
ਤਿਲੰਗ ਬਾਣੀ ਭਗਤਾ ਕੀ ਕਬੀਰ ਜੀ
ਬੇਦ ਕਤੇਬ ਇਫਤਰਾ ਭਾਈ ਦਿਲ ਕਾ ਫਿਕਰੁ ਨ ਜਾਇ ॥
ਟੁਕੁ ਦਮੁ ਕਰਾਰੀ ਜਉ ਕਰਹੁ ਹਾਜਿਰ ਹਜੂਰਿ ਖੁਦਾਇ ॥੧॥
ਬੰਦੇ ਖੋਜੁ ਦਿਲ ਹਰ ਰੋਜ ਨਾ ਫਿਰੁ ਪਰੇਸਾਨੀ ਮਾਹਿ ॥
ਇਹ ਜੁ ਦੁਨੀਆ ਸਿਹਰੁ ਮੇਲਾ ਦਸਤਗੀਰੀ ਨਾਹਿ ॥੧॥ ਰਹਾਉ ॥
ਦਰੋਗੁ ਪੜਿ ਪੜਿ ਖੁਸੀ ਹੋਇ ਬੇਖਬਰ ਬਾਦੁ ਬਕਾਹਿ ॥
ਹਕੁ ਸਚੁ ਖਾਲਕੁ ਖਲਕ ਮਿਆਨੇ ਸਿਆਮ ਮੂਰਤਿ ਨਾਹਿ ॥੨॥
ਅਸਮਾਨ ਮ੍ਹਿਆਨੇ ਲਹੰਗ ਦਰੀਆ ਗੁਸਲ ਕਰਦਨ ਬੂਦ ॥
ਕਰਿ ਫਕਰੁ ਦਾਇਮ ਲਾਇ ਚਸਮੇ ਜਹ ਤਹਾ ਮਉਜੂਦੁ ॥੩॥
ਅਲਾਹ ਪਾਕੰ ਪਾਕ ਹੈ ਸਕ ਕਰਉ ਜੇ ਦੂਸਰ ਹੋਇ ॥
ਕਬੀਰ ਕਰਮੁ ਕਰੀਮ ਕਾ ਉਹੁ ਕਰੈ ਜਾਨੈ ਸੋਇ ॥੪॥੧॥ ਪੰਨਾਂ ੭੨੭
ਪਦ ਅਰਥ: ਕਤੇਬ-ਪੱਛਮੀ ਲੋਕਾਂ ਦੀਆਂ ਧਾਰਮਿਕ ਪੁਸਤਕਾਂ ਤੌਰੇਤ, ਜ਼ੰਬੂਰ, ਅੰਜੀਲ, ਕੁਰਾਨ; ਇਫਤਰਾ-ਬਣਾਵਟੀ, ਅਸਲੀਅਤ ਨਾਲੋਂ ਵਧਾ ਕੇ ਦੱਸੀਆਂ ਹੋਈਆਂ ਗੱਲਾਂ; ਸਿਹਰੁ-ਜਾਦੂ;
ਦਸਤਗੀਰੀ-ਚੀਜ਼, ਸਦਾ ਸਾਂਭ ਰੱਖਣ ਵਾਲੀ ਚੀਜ਼; ਦਰੋਗੁ-ਝੂਠ; ਬੇਖਬਰ-ਅਣਜਾਣ ਜੀਵ; ਸਿਆਮ ਮੂਰਤਿ-ਕ੍ਰਿਸ਼ਨ ਜੀ ਦੀ ਮੂਰਤੀ; ਲਹੰਗ-ਲੰਘਦਾ ਹੈ; ਕਰਦਨ ਬੂਦ-ਕਰਨਾ ਚਾਹੀਦਾ ਸੀ।
ਅਰਥ: ਹੇ ਭਾਈ! ਆਪਣੇ ਦਿਲ ਨੂੰ ਹਰ ਰੋਜ਼ ਖੋਜ, ਬਹਿਸ ਆਦਿ ਦੀ ਘਬਰਾਹਟ ਵਿੱਚ ਨਾ ਭਟਕ। ਇਹ ਸੰਸਾਰ ਇੱਕ ਜਾਦੂ ਅਤੇ ਇੱਕ ਤਮਾਸ਼ਾ ਜਿਹਾ ਹੈ, ਇਸ ਬਹਿਸ, ਵਾਦ-ਵਿਵਾਦ ਆਦਿ
ਵਿੱਚੋਂ ਹੱਥ-ਪੱਲੇ ਪੈਣ ਵਾਲੀ ਕੋਈ ਚੀਜ਼ ਨਹੀਂ ਹੈ।੧। ਰਹਾਉ।
ਹੇ ਭਾਈ! ਵਾਦ-ਵਿਵਾਦ ਦੀ ਖ਼ਾਤਰ ਵੇਦਾਂ ਕਤੇਬਾਂ ਦੇ ਹਵਾਲੇ ਦੇ ਦੇ ਕੇ ਵਧ ਗੱਲਾਂ ਕਰਨ ਨਾਲ ਜੀਵ ਦੇ ਆਪਣੇ ਦਿਲ ਦਾ ਸਹਿਮ ਦੂਰ ਨਹੀਂ ਹੁੰਦਾ। ਹੇ ਭਾਈ! ਜੇ ਤੂੰ ਆਪਣੇ ਮਨ ਨੂੰ ਥੋੜੇ ਚਿਰ
ਲਈ ਹੀ ਟਿਕਾਓ ਤਾਂ ਤੁਹਾਨੂੰ ਸਾਰਿਆਂ ਵਿੱਚ ਵੱਸਦਾ ਰੱਬ ਦਿੱਸੇਗਾ ਅਤੇ ਕਿਸੇ ਦੇ ਵਿਰੁੱਧ ਤਰਕ ਕਰਨ ਦੀ ਲੋੜ੍ਹ ਨਹੀਂ ਪਵੇਗੀ।
ਬੇ-ਸਮਝ ਲੋਕ ਹੋਰ-ਲੋਕਾਂ ਦੀਆਂ ਧਰਮ-ਪੁਸਤਕਾਂ ਨੂੰ ਪੜ੍ਹ ਕੇ ਇਨ੍ਹਾਂ ਵਿੱਚ ਜੋ ਲਿਖਿਆ ਹੋਇਆ ਹੈ; ਨੂੰ ਝੂਠ ਸਮਝਦੇ ਹਨ ਨ ਅਤੇ ਉਨ੍ਹਾਂ ਵਾਰੇ ਬਹਿਸ ਕਰਦੇ ਹਨ। ਪਰ ਉਹ ਲੋਕ ਇਹ ਨਹੀਂ
ਜਾਣਦੇ ਕਿ ਸਦਾ ਕਾਇਮ ਰਹਿਣ ਵਾਲਾ ਰੱਬ ਸੰਸਾਰ ਵਿੱਚ ਹੀ ਵੱਸਦਾ ਹੈ, ਉਹ ਨਾ ਤਾਂ ਵੱਖਰਾ ਸੱਤਵੇਂ ਅਸਮਾਨ ਤੇ ਬੈਠਾ ਹੈ ਅਤੇ ਨਾ ਹੀ ਉਹ ਪ੍ਰਮਾਤਮਾ ਕ੍ਰਿਸ਼ਨ ਦੀ ਮੂਰਤੀ ਹੈ। ਹੇ ਭਾਈ!
ਰੱਬ ਨੂੰ ਸਤਵੇਂ ਅਸਮਾਨ ਤੇ ਬੈਠਾ ਸਮਝਣ ਦੀ ਥਾਂ, ਉਸ ਦਰਿਆ-ਪ੍ਰਭੂ ਨੂੰ ਆਪਣੇ ਅੰਦਰ ਹੀ ਵਸਦਾ ਦੇਖ ਕੇ, ਉਸ ਵਿੱਚ ਇਸ਼ਨਾਨ ਕਰ ਅਤੇ ਹਰ ਵੇਲੇ ਕੇਵਲ ਪ੍ਰਭੂ ਦੀ ਬੰਦਗੀ ਕਰ, ਇਸ
ਤਰ੍ਹਾਂ ਦੇ ਗਿਆਨ ਦੀ ਐਨਕ ਲਾ ਕੇ ਦੇਖ ਕਿ ਪ੍ਰਭੂ ਹਰ ਥਾਂ ਮੌਜ਼ੂਦ ਹੈ।
ਰੱਬ ਸਭ ਤੋਂ ਪਵਿੱਤ੍ਰ ਹਸਤੀ ਹੈ, ਉਸ ਤੋਂ ਜ਼ਿਆਦਾ ਪਵਿੱਤ੍ਰ ਹੋਰ ਕੋਈ ਚੀਜ਼ ਨਹੀਂ। ਇਸ ਵਿੱਚ ਮੈਂ ਤਾਂ ਹੀ ਸ਼ੱਕ ਕਰਾਂ, ਜੇ ਉਸ ਰੱਬ ਵਰਗਾ ਕੋਈ ਹੋਰ ਦੂਜਾ ਹੋਵੇ। ਹੇ ਕਬੀਰ! ਇਸ ਭੇਤ ਨੂੰ ਉਹ
ਹੀ ਸਮਝ ਸਕਦਾ ਹੈ ਜਿਸ ਨੂੰ ਪ੍ਰਭੂ ਆਪ ਸਮਝਣ-ਜੋਗ ਬਣਾ ਦੇਵੇ। ਇਹ ਬਖ਼ਸ਼ਸ਼ ਉਸ ਬਖ਼ਸ਼ਣ ਜੋਗ ਪ੍ਰਭੂ ਦੇ ਹੱਥ ਹੈ।
ੴ ਸਤਿਗੁਰ ਪ੍ਰਸਾਦਿ ॥
ਰਾਗੁ ਗਉੜੀ ਗੁਆਰੇਰੀ ਅਸਟਪਦੀ ਕਬੀਰ ਜੀ ਕੀ
ਸੁਖੁ ਮਾਂਗਤ ਦੁਖੁ ਆਗੈ ਆਵੈ ॥
ਸੋ ਸੁਖੁ ਹਮਹੁ ਨ ਮਾਂਗਿਆ ਭਾਵੈ ॥੧॥
ਬਿਖਿਆ ਅਜਹੁ ਸੁਰਤਿ ਸੁਖ ਆਸਾ ॥
ਕੈਸੇ ਹੋਈ ਹੈ ਰਾਜਾ ਰਾਮ ਨਿਵਾਸਾ ॥੧॥ ਰਹਾਉ ॥
ਇਸੁ ਸੁਖ ਤੇ ਸਿਵ ਬ੍ਰਹਮ ਡਰਾਨਾ ॥
.